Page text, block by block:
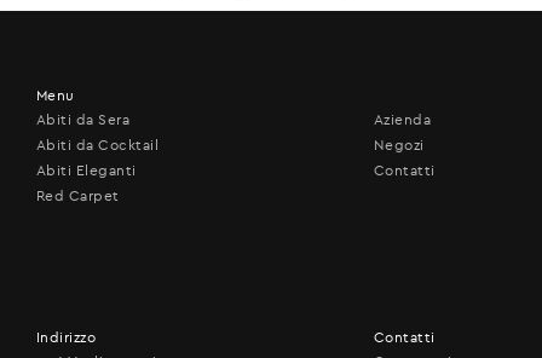
Menu
Abiti da Sera
Abiti da Cocktail
Abiti Eleganti
Red Carpet
Azienda
Negozi
Contatti
Indirizzo
Contatti